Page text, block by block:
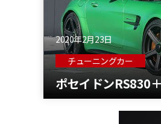
2020年2月23日
チューニングカー
ポセイドンRS830